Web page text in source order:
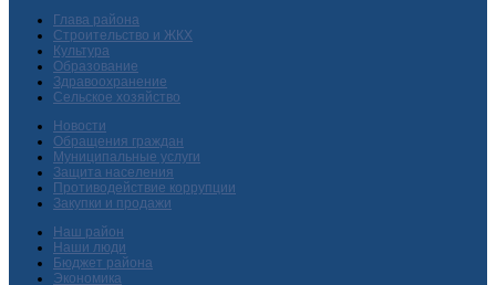
Глава района
Строительство и ЖКХ
Культура
Образование
Здравоохранение
Сельское хозяйство
Новости
Обращения граждан
Муниципальные услуги
Защита населения
Противодействие коррупции
Закупки и продажи
Наш район
Наши люди
Бюджет района
Экономика